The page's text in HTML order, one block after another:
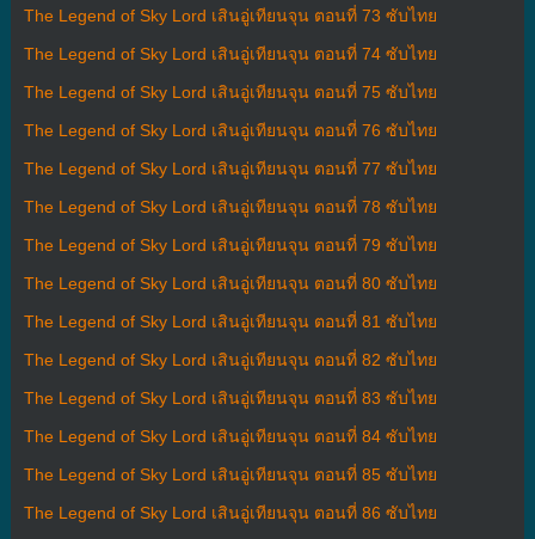
The Legend of Sky Lord เสินอู่เทียนจุน ตอนที่ 73 ซับไทย
The Legend of Sky Lord เสินอู่เทียนจุน ตอนที่ 74 ซับไทย
The Legend of Sky Lord เสินอู่เทียนจุน ตอนที่ 75 ซับไทย
The Legend of Sky Lord เสินอู่เทียนจุน ตอนที่ 76 ซับไทย
The Legend of Sky Lord เสินอู่เทียนจุน ตอนที่ 77 ซับไทย
The Legend of Sky Lord เสินอู่เทียนจุน ตอนที่ 78 ซับไทย
The Legend of Sky Lord เสินอู่เทียนจุน ตอนที่ 79 ซับไทย
The Legend of Sky Lord เสินอู่เทียนจุน ตอนที่ 80 ซับไทย
The Legend of Sky Lord เสินอู่เทียนจุน ตอนที่ 81 ซับไทย
The Legend of Sky Lord เสินอู่เทียนจุน ตอนที่ 82 ซับไทย
The Legend of Sky Lord เสินอู่เทียนจุน ตอนที่ 83 ซับไทย
The Legend of Sky Lord เสินอู่เทียนจุน ตอนที่ 84 ซับไทย
The Legend of Sky Lord เสินอู่เทียนจุน ตอนที่ 85 ซับไทย
The Legend of Sky Lord เสินอู่เทียนจุน ตอนที่ 86 ซับไทย